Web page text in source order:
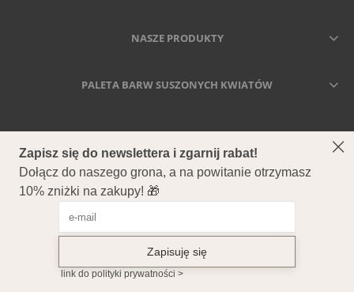
NASZE PRODUKTY
PALETA BARW SUSZONYCH KWIATÓW
Secca - Suszone kwiaty i trawy
ul. Ostrowska 557, 61-324 Poznań NIP: 7822886134 REGON:
386817220 Nr rejestracyjny BDO: 000522059
Copyright © 2026 Secca. All Rights Reserved.
POKAŻ PEŁNĄ WERSJĘ STRONY
Sklep internetowy Shoper.pl